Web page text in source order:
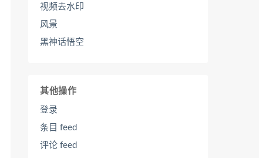
视频去水印
风景
黑神话悟空
其他操作
登录
条目 feed
评论 feed